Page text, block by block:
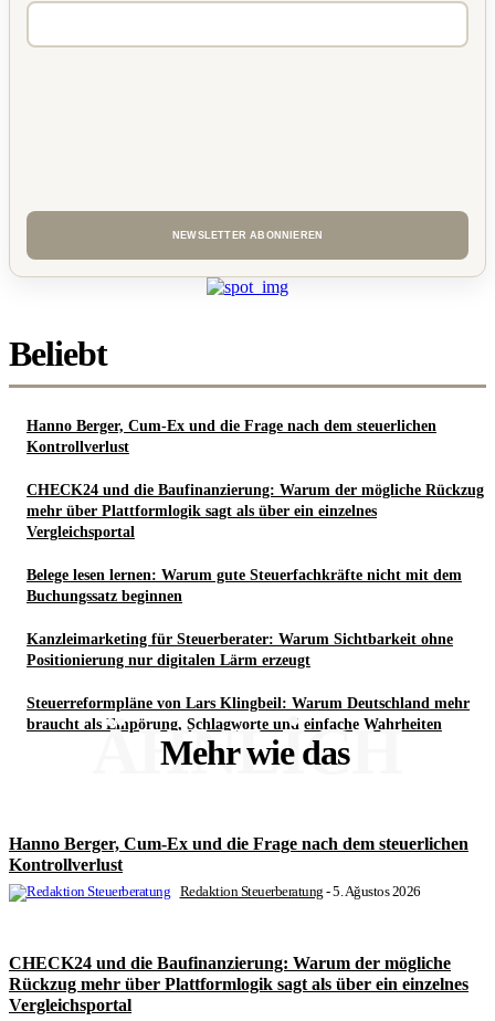
Beliebt
Hanno Berger, Cum-Ex und die Frage nach dem steuerlichen
Kontrollverlust
CHECK24 und die Baufinanzierung: Warum der mögliche Rückzug
mehr über Plattformlogik sagt als über ein einzelnes
Vergleichsportal
Belege lesen lernen: Warum gute Steuerfachkräfte nicht mit dem
Buchungssatz beginnen
Kanzleimarketing für Steuerberater: Warum Sichtbarkeit ohne
Positionierung nur digitalen Lärm erzeugt
Steuerreformpläne von Lars Klingbeil: Warum Deutschland mehr
braucht als Empörung, Schlagworte und einfache Wahrheiten
Mehr wie das
ÄHNLICH
Hanno Berger, Cum-Ex und die Frage nach dem steuerlichen
Kontrollverlust
Redaktion Steuerberatung -5. Ağustos 2026
CHECK24 und die Baufinanzierung: Warum der mögliche
Rückzug mehr über Plattformlogik sagt als über ein einzelnes
Vergleichsportal